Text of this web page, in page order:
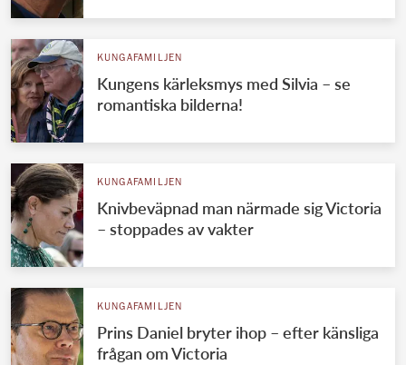
KUNGAFAMILJEN
Kungens kärleksmys med Silvia – se
romantiska bilderna!
KUNGAFAMILJEN
Knivbeväpnad man närmade sig Victoria
– stoppades av vakter
KUNGAFAMILJEN
Prins Daniel bryter ihop – efter känsliga
frågan om Victoria